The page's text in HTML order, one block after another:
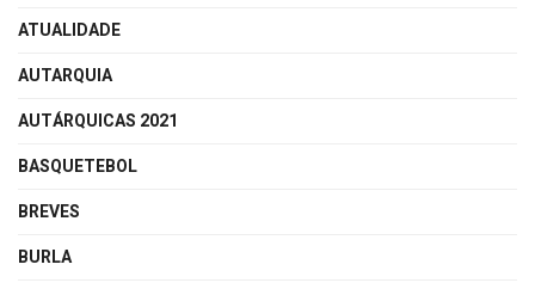
ATUALIDADE
AUTARQUIA
AUTÁRQUICAS 2021
BASQUETEBOL
BREVES
BURLA